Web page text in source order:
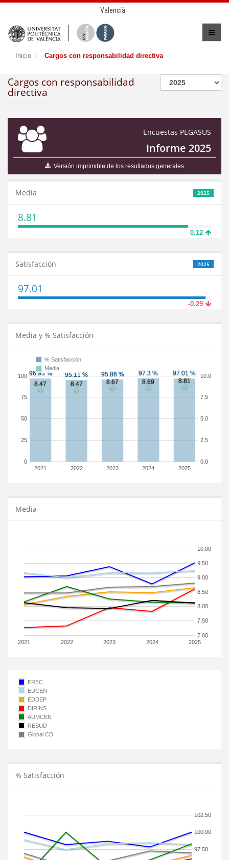
Valencià
Inicio Cargos con responsabilidad directiva
Cargos con responsabilidad
directiva
Encuestas PEGASUS
Informe 2025
Versión imprimible de los resultados generales
2025
Media
8.81
0.12
2025
Satisfacción
97.01
-0.29
Media y % Satisfacción
2021 2022 2023 2024 2025
0
25
50
75
100
0.0
2.5
5.0
7.5
10.0
% Satisfacción
Media
Media
2021 2022 2023 2024 2025
7.00
7.50
8.00
8.50
9.00
9.50
10.00
EREC
EDCEN
EDDEP
DIRINS
ADMCEN
RESUD
Global CD
% Satisfacción
97.50
100.00
102.50